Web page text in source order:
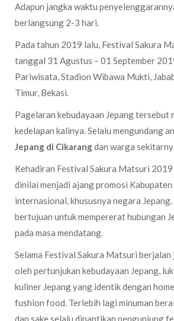
Adapun jangka waktu
berlangsung 2-3 hari.
Pada tahun 2019 lalu, Festival Sakura
tanggal 31 Agustus – 01 September
Pariwisata, Stadion Wibawa Mukti,
Timur, Bekasi.
Pagelaran kebudayaan Jepang tersebut
kedelapan kalinya. Selalu mengundang
Jepang di Cikarangdan warga
Kehadiran Festival Sakura Matsuri
dinilai menjadi ajang promosi Kabupaten
internasional, khususnya negara
bertujuan untuk mempererat hubungan
pada masa mendatang.
Selama Festival Sakura Matsuri berjalan
oleh pertunjukan kebudayaan Jepang,
kuliner Jepang yang identik dengan
fushion food. Terlebih lagi minuman
dan sake selalu dinantikan pengunjung